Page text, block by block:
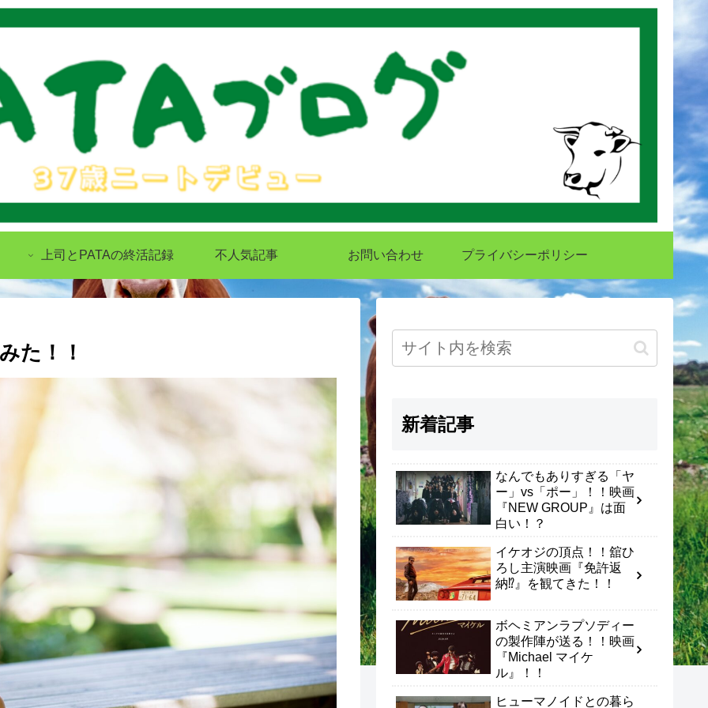
上司とPATAの終活記録 不人気記事 お問い合わせ プライバシーポリシー
た！！
新着記事
なんでもありすぎる「ヤ
ー」vs「ポー」！！映画
『NEW GROUP』は面
白い！？
イケオジの頂点！！舘ひ
ろし主演映画『免許返
納⁉』を観てきた！！
ボヘミアンラプソディー
の製作陣が送る！！映画
『Michael マイケ
ル』！！
ヒューマノイドとの暮ら